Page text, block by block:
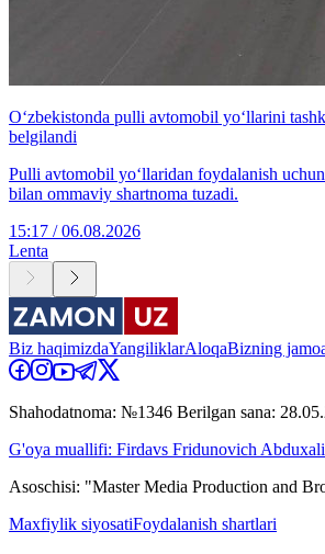
O‘zbekistonda pulli avtomobil yo‘llarini
belgilandi
Pulli avtomobil yo‘llaridan foydalanish
bilan ommaviy shartnoma tuzadi.
15:17 / 06.08.2026
Lenta
Biz haqimizdaYangiliklarAloqaBizning
Shahodatnoma: №1346 Berilgan sana:
G'oya muallifi: Firdavs Fridunovich
Asoschisi: "Master Media Production and
Maxfiylik siyosatiFoydalanish shartlari